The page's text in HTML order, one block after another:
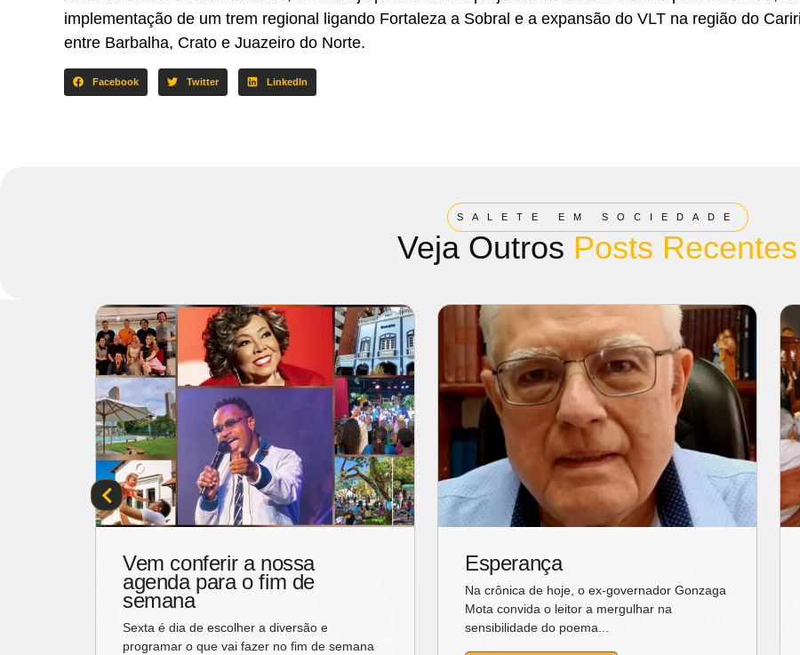
implementação de um trem regional ligando Fortaleza a Sobral e a expansão do VLT na região do
entre Barbalha, Crato e Juazeiro do Norte.
Facebook Twitter LinkedIn
SALETE EM SOCIEDADE
Veja Outros Posts Recentes
Vem conferir a nossa
agenda para o fim de
semana
Sexta é dia de escolher a diversão e
programar o que vai fazer no fim de semana
Esperança
Na crônica de hoje, o ex-governador Gonzaga
Mota convida o leitor a mergulhar na
sensibilidade do poema...